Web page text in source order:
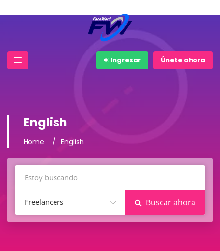
Ingresar Únete ahora
English
Home English
Freelancers Buscar ahora